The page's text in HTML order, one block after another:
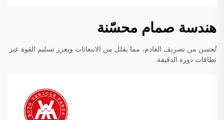
هندسة صمام محسّنة
تُحسن من تصريف العادم، مما يقلل من الانبعاثات ويعزز تسليم القوة عبر
نطاقات دورة الدقيقة.